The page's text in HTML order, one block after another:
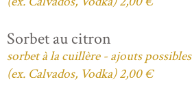
Sorbet au citron
sorbet à la cuillère - ajouts possibles
(ex. Calvados, Vodka) 2,00 €